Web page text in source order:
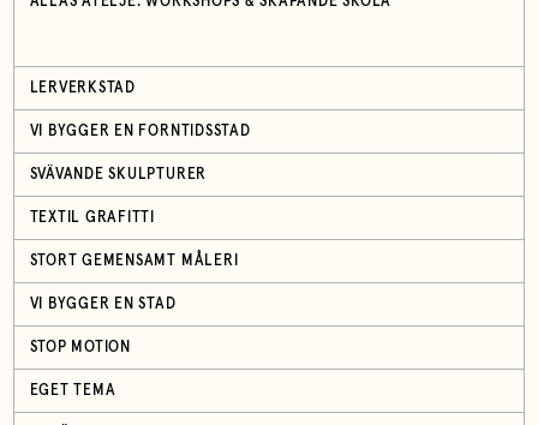
LERVERKSTAD
VI BYGGER EN FORNTIDSSTAD
SVÄVANDE SKULPTURER
TEXTIL GRAFITTI
STORT GEMENSAMT MÅLERI
VI BYGGER EN STAD
STOP MOTION
EGET TEMA